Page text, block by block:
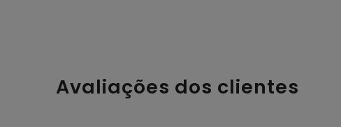
Avaliações dos clientes